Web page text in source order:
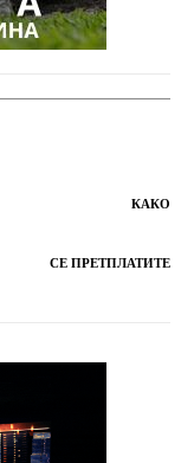
КАКО
СЕ ПРЕТПЛАТИТЕ